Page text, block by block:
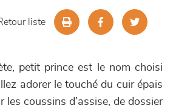
liste
petit prince est le nom choisi
adorer le touché du cuir épais
coussins d’assise, de dossier